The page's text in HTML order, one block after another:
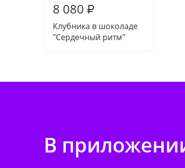
8 080 ₽
Клубника в шоколаде
"Сердечный ритм"
В